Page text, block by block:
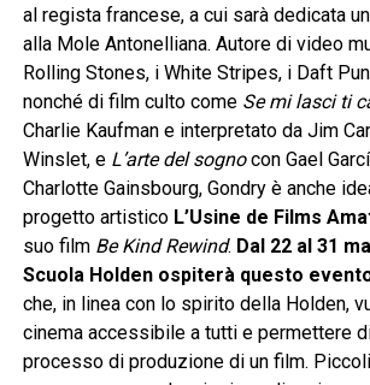
al regista francese, a cui sarà dedicata
alla Mole Antonelliana. Autore di video
Rolling Stones, i White Stripes, i Daft
nonché di film culto come Se mi lasci ti
Charlie Kaufman e interpretato da Jim
Winslet, e L’arte del sognocon Gael
Charlotte Gainsbourg, Gondry è anche
progetto artistico L’Usine de Films
suo film Be Kind Rewind. Dal 22 al 31
Scuola Holden ospiterà questo
che, in linea con lo spirito della Holden,
cinema accessibile a tutti e permettere
processo di produzione di un film.